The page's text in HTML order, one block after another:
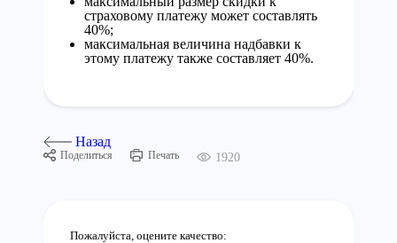
страховому платежу может составлять
40%;
максимальная величина надбавки к
этому платежу также составляет 40%.
Назад
Поделиться Печать 1920
Пожалуйста, оцените качество: